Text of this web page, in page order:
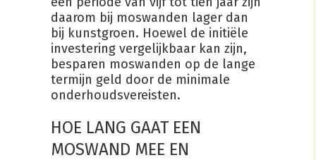
daarom bij moswanden lager dan
bij kunstgroen. Hoewel de initiële
investering vergelijkbaar kan zijn,
besparen moswanden op de lange
termijn geld door de minimale
onderhoudsvereisten.
HOE LANG GAAT EEN
MOSWAND MEE EN